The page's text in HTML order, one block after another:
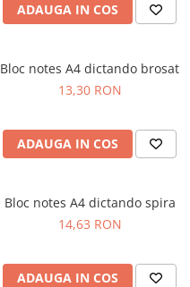
ADAUGA IN COS
Bloc notes A4 dictando brosat
13,30 RON
ADAUGA IN COS
Bloc notes A4 dictando spira
14,63 RON
ADAUGA IN COS